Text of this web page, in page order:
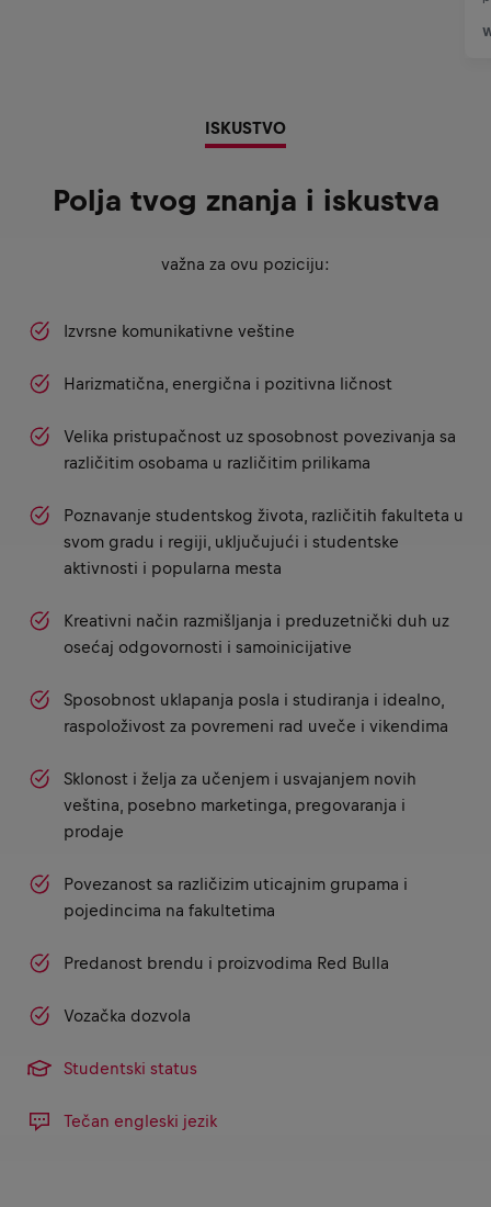
ISKUSTVO
Polja tvog znanja i iskustva
važna za ovu poziciju:
Izvrsne komunikativne veštine
Harizmatična, energična i pozitivna ličnost
Velika pristupačnost uz sposobnost povezivanja sa
različitim osobama u različitim prilikama
Poznavanje studentskog života, različitih fakulteta u
svom gradu i regiji, uključujući i studentske
aktivnosti i popularna mesta
Kreativni način razmišljanja i preduzetnički duh uz
osećaj odgovornosti i samoinicijative
Sposobnost uklapanja posla i studiranja i idealno,
raspoloživost za povremeni rad uveče i vikendima
Sklonost i želja za učenjem i usvajanjem novih
veština, posebno marketinga, pregovaranja i
prodaje
Povezanost sa različizim uticajnim grupama i
pojedincima na fakultetima
Predanost brendu i proizvodima Red Bulla
Vozačka dozvola
Studentski status
Tečan engleski jezik